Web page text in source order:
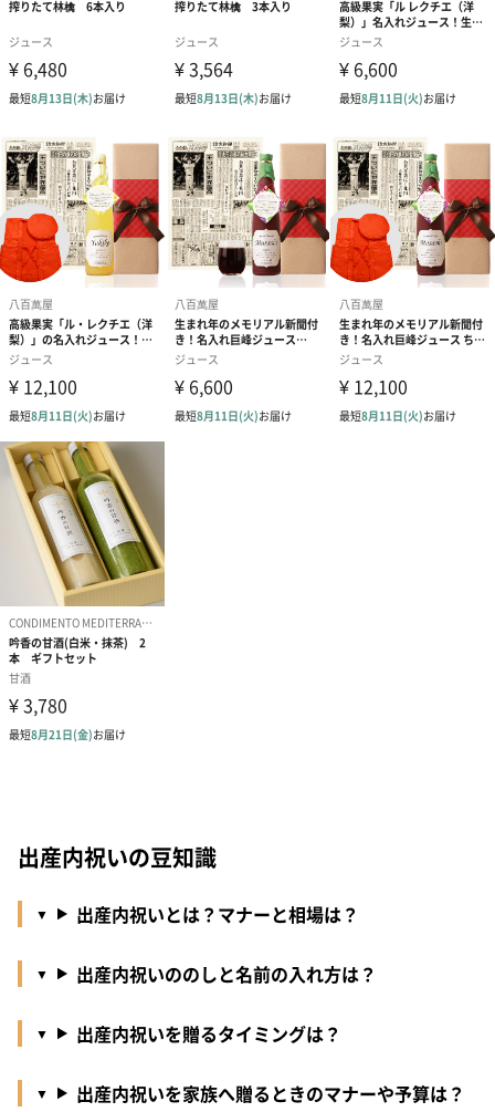
出産内祝いの豆知識
出産内祝いとは？マナーと相場は？
出産内祝いののしと名前の入れ方は？
出産内祝いを贈るタイミングは？
出産内祝いを家族へ贈るときのマナーや予算は？